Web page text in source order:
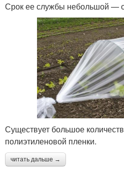
Срок ее службы небольшой —
Существует большое
полиэтиленовой пленки.
читать дальше →